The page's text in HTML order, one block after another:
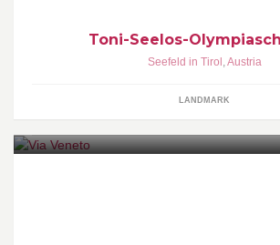
Toni-Seelos-
Seefeld in Tirol ,Austria
LANDMARK